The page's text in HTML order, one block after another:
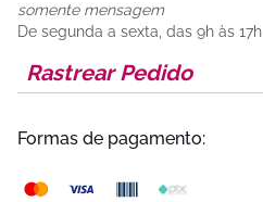
Formas de pagamento:
somente mensagem
De segunda a sexta, das 9h às 17h
Rastrear Pedido